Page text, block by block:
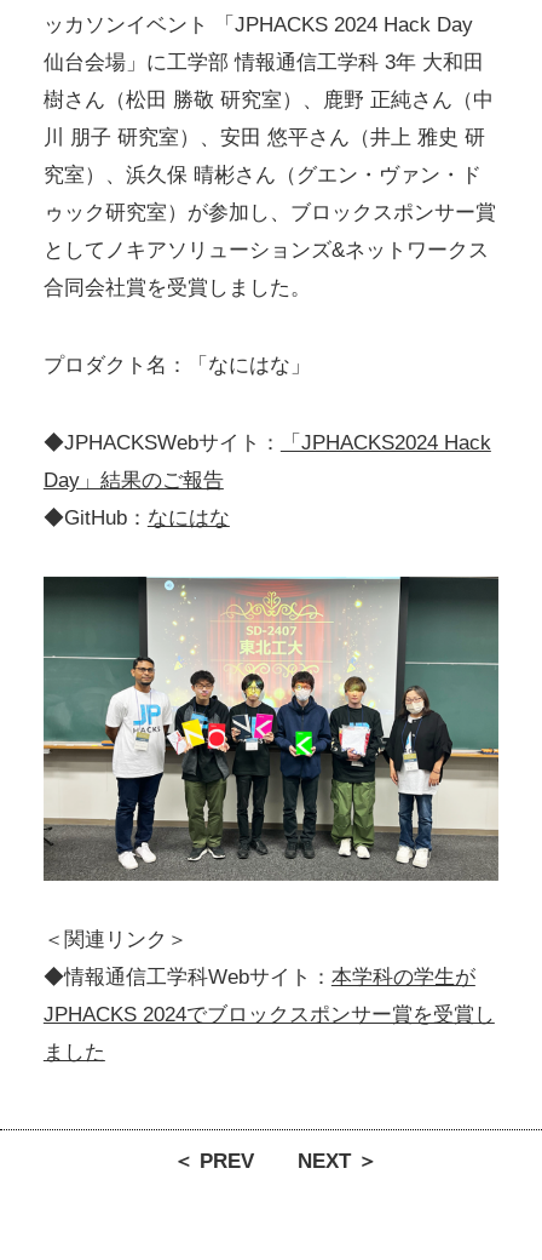
ッカソンイベント 「JPHACKS 2024 Hack Day
仙台会場」に工学部 情報通信工学科 3年 大和田
樹さん（松田 勝敬 研究室）、鹿野 正純さん（中
川 朋子 研究室）、安田 悠平さん（井上 雅史 研
究室）、浜久保 晴彬さん（グエン・ヴァン・ド
ゥック研究室）が参加し、ブロックスポンサー賞
としてノキアソリューションズ&ネットワークス
合同会社賞を受賞しました。
プロダクト名：「なにはな」
◆JPHACKSWebサイト：
「JPHACKS2024 Hack
Day」結果のご報告
◆GitHub： なにはな
＜関連リンク＞
◆情報通信工学科Webサイト： 本学科の学生が
JPHACKS 2024でブロックスポンサー賞を受賞し
ました
＜ PREV NEXT ＞